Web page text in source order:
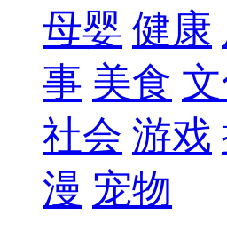
母婴 健康
事 美食
社会 游戏
漫 宠物